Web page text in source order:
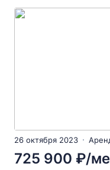
26 октября 2023
725 900 ₽/